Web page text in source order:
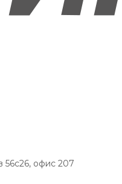
56с26, офис 207